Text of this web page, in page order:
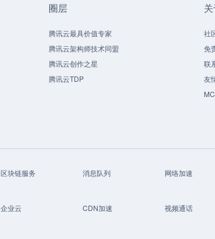
圈层
腾讯云最具价值专家
腾讯云架构师技术同盟
腾讯云创作之星
腾讯云TDP
社
免
联
友
区块链服务 消息队列
网络加速
企业云 CDN加速
视频通话